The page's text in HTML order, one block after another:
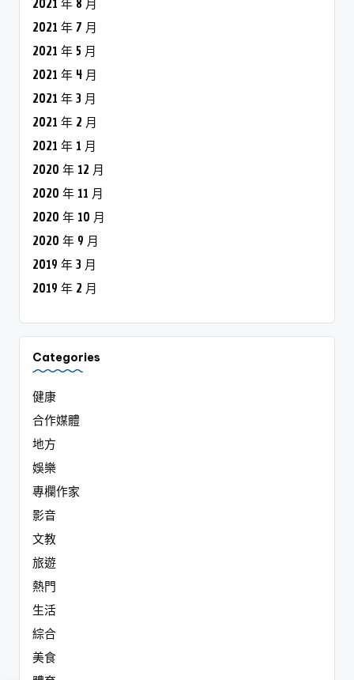
2021 年 8 月
2021 年 7 月
2021 年 5 月
2021 年 4 月
2021 年 3 月
2021 年 2 月
2021 年 1 月
2020 年 12 月
2020 年 11 月
2020 年 10 月
2020 年 9 月
2019 年 3 月
2019 年 2 月
Categories
健康
合作媒體
地方
娛樂
專欄作家
影音
文教
旅遊
熱門
生活
綜合
美食